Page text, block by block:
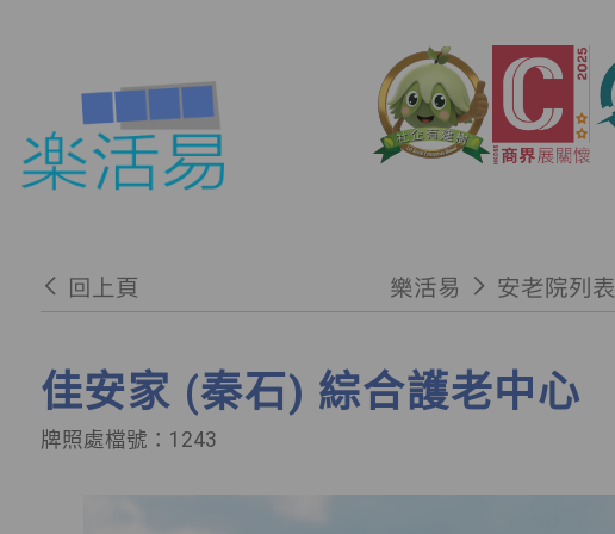
回上頁 樂活易 安老院列表
佳安家 (秦石) 綜合護老中心
牌照處檔號：1243